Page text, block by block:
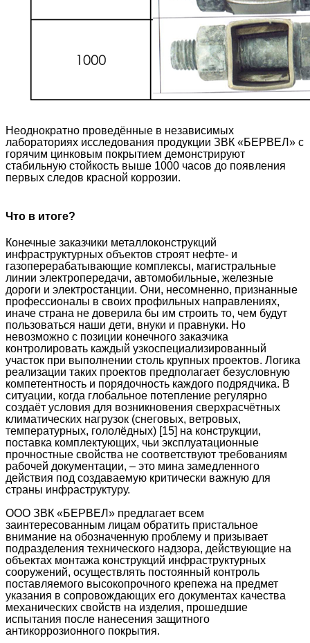
Неоднократно проведённые в независимых
лабораториях исследования продукции ЗВК «БЕРВЕЛ» с
горячим цинковым покрытием демонстрируют
стабильную стойкость выше 1000 часов до появления
первых следов красной коррозии.
Что в итоге?
Конечные заказчики металлоконструкций
инфраструктурных объектов строят нефте- и
газоперерабатывающие комплексы, магистральные
линии электропередачи, автомобильные, железные
дороги и электростанции. Они, несомненно, признанные
профессионалы в своих профильных направлениях,
иначе страна не доверила бы им строить то, чем будут
пользоваться наши дети, внуки и правнуки. Но
невозможно с позиции конечного заказчика
контролировать каждый узкоспециализированный
участок при выполнении столь крупных проектов. Логика
реализации таких проектов предполагает безусловную
компетентность и порядочность каждого подрядчика. В
ситуации, когда глобальное потепление регулярно
создаёт условия для возникновения сверхрасчётных
климатических нагрузок (снеговых, ветровых,
температурных, гололёдных) [15] на конструкции,
поставка комплектующих, чьи эксплуатационные
прочностные свойства не соответствуют требованиям
рабочей документации, – это мина замедленного
действия под создаваемую критически важную для
страны инфраструктуру.
ООО ЗВК «БЕРВЕЛ» предлагает всем
заинтересованным лицам обратить пристальное
внимание на обозначенную проблему и призывает
подразделения технического надзора, действующие на
объектах монтажа конструкций инфраструктурных
сооружений, осуществлять постоянный контроль
поставляемого высокопрочного крепежа на предмет
указания в сопровождающих его документах качества
механических свойств на изделия, прошедшие
испытания после нанесения защитного
антикоррозионного покрытия.